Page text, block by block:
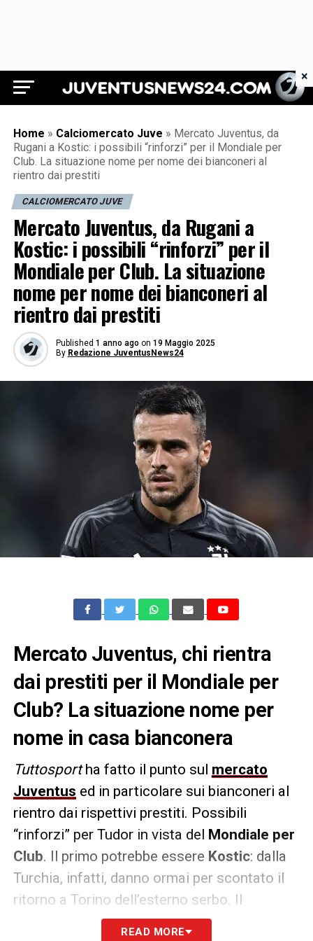
Juventus News 24
Home » Calciomercato Juve » Mercato Juventus, da
Rugani a Kostic: i possibili “rinforzi” per il Mondiale per
Club. La situazione nome per nome dei bianconeri al
rientro dai prestiti
CALCIOMERCATO JUVE
Mercato Juventus, da Rugani a
Kostic: i possibili “rinforzi” per il
Mondiale per Club. La situazione
nome per nome dei bianconeri al
rientro dai prestiti
Published 1 anno ago on 19 Maggio 2025
By Redazione JuventusNews24
Mercato Juventus, chi rientra
dai prestiti per il Mondiale per
Club? La situazione nome per
nome in casa bianconera
Tuttosportha fatto il punto sul mercato
Juventus ed in particolare sui bianconeri al
rientro dai rispettivi prestiti. Possibili
“rinforzi” per Tudor in vista del Mondiale per
Club. Il primo potrebbe essere Kostic: dalla
Turchia, infatti, danno ormai per scontato il
ritorno a Torino dell’esterno serbo. Il
di Mourinho non avrebbe
READ MORE
×